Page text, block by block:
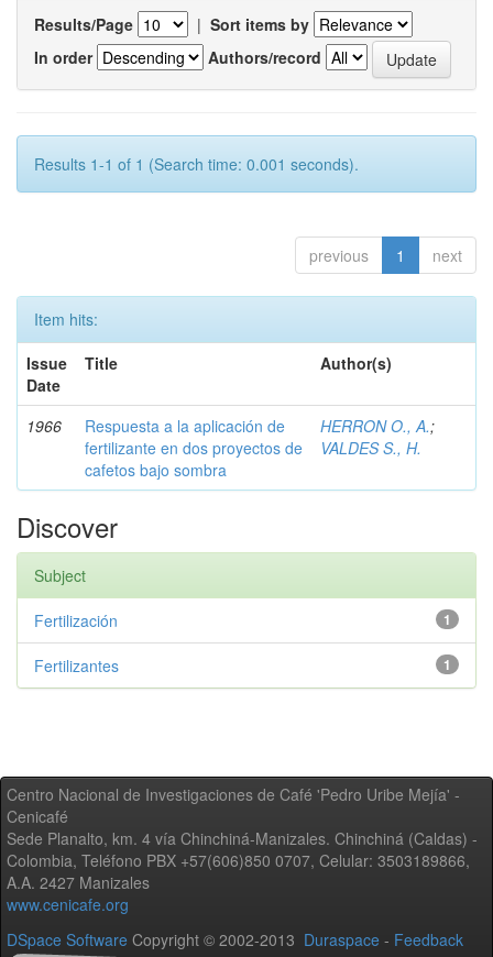
Results/Page | Sort items by
In order
Authors/record
Results 1-1 of 1 (Search time: 0.001 seconds).
previous 1 next
Item hits:
Issue
Date
Title Author(s)
1966
Respuesta a la aplicación de
fertilizante en dos proyectos de
cafetos bajo sombra
HERRON O., A.;
VALDES S., H.
Discover
Subject
1
Fertilización
1
Fertilizantes
Centro Nacional de Investigaciones de Café 'Pedro Uribe Mejía' -
Cenicafé
Sede Planalto, km. 4 vía Chinchiná-Manizales. Chinchiná (Caldas) -
Colombia, Teléfono PBX +57(606)850 0707, Celular: 3503189866,
A.A. 2427 Manizales
www.cenicafe.org
DSpace Software Copyright © 2002-2013 Duraspace - Feedback